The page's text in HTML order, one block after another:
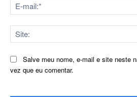
Salve meu nome, e-mail e site neste
vez que eu comentar.